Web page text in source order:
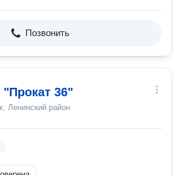
Позвонить
36"
Ленинский район